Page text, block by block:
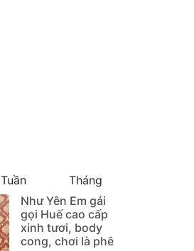
Tuần
Tháng
Như Yên Em gái
gọi Huế cao cấp
xinh tươi, body
cong, chơi là phê